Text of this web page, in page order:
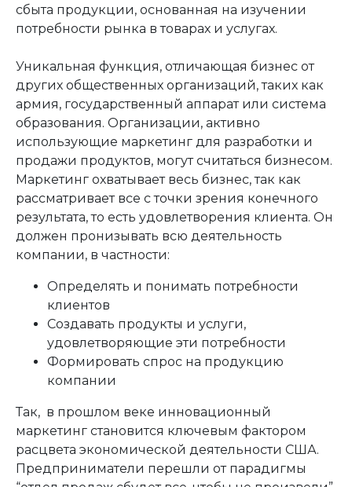
сбыта продукции, основанная на изучении
потребности рынка в товарах и услугах.
Уникальная функция, отличающая бизнес от
других общественных организаций, таких как
армия, государственный аппарат или система
образования. Организации, активно
использующие маркетинг для разработки и
продажи продуктов, могут считаться бизнесом.
Маркетинг охватывает весь бизнес, так как
рассматривает все с точки зрения конечного
результата, то есть удовлетворения клиента. Он
должен пронизывать всю деятельность
компании, в частности:
Определять и понимать потребности
клиентов
Создавать продукты и услуги,
удовлетворяющие эти потребности
Формировать спрос на продукцию
компании
Так, в прошлом веке инновационный
маркетинг становится ключевым фактором
расцвета экономической деятельности США.
Предприниматели перешли от парадигмы